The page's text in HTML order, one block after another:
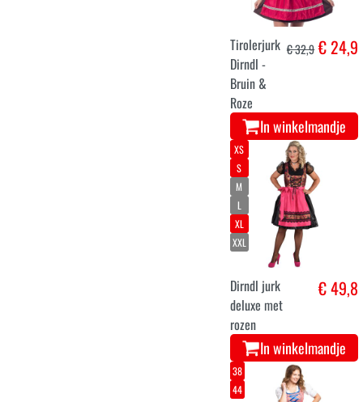
Tirolerjurk
Dirndl -
Bruin &
Roze
€ 32,9€ 24,9
In winkelmandje
XS
S
M
L
XL
XXL
Dirndl jurk
deluxe met
rozen
€ 49,8
In winkelmandje
38
44